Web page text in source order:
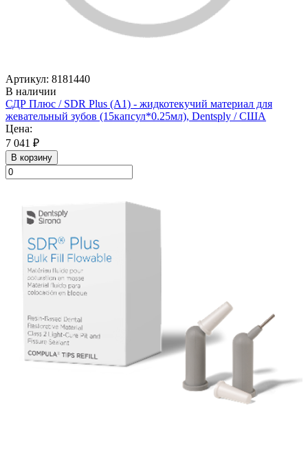
Артикул: 8181440
В наличии
СДР Плюс / SDR Plus (A1) - жидкотекучий материал для
жевательный зубов (15капсул*0.25мл), Dentsply / США
Цена:
7 041 ₽
В корзину